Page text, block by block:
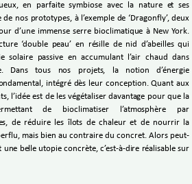
en parfaite symbiose avec la nature et ses
de nos prototypes, à l’exemple de ‘Dragonfly’, deux
d’une immense serre bioclimatique à New York.
‘double peau’ en résille de nid d’abeilles qui
solaire passive en accumulant l’air chaud dans
Dans tous nos projets, la notion d’énergie
intégré dès leur conception. Quant aux
l’idée est de les végétaliser davantage pour que la
de bioclimatiser l’atmosphère par
de réduire les îlots de chaleur et de nourrir la
mais bien au contraire du concret. Alors peut-
une belle utopie concrète, c’est-à-dire réalisable sur